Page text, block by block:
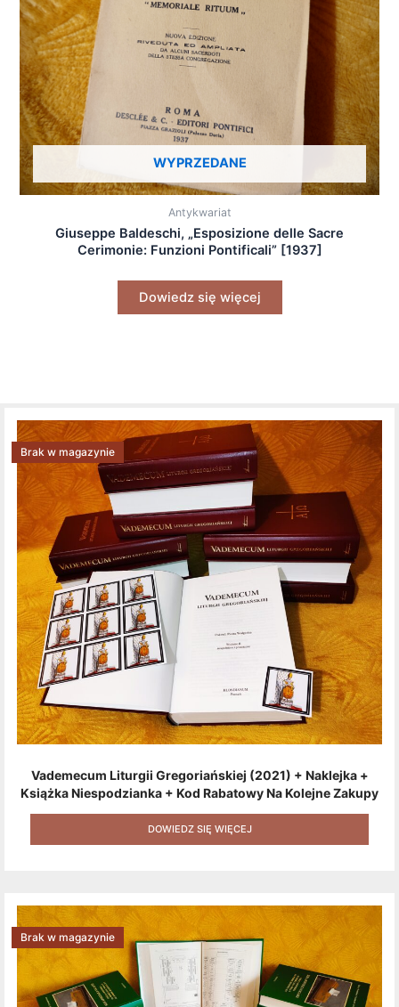
WYPRZEDANE
Antykwariat
Giuseppe Baldeschi, „Esposizione delle Sacre
Cerimonie: Funzioni Pontificali” [1937]
Dowiedz się więcej
Vademecum Liturgii Gregoriańskiej (2021) + Naklejka +
Książka Niespodzianka + Kod Rabatowy Na Kolejne Zakupy
+ Gratis (książka W Formacie Elektronicznym) [zestaw 3
Produktów + Kod Rabatowy + Gratis]
Brak w magazynie
DOWIEDZ SIĘ WIĘCEJ
Brak w magazynie